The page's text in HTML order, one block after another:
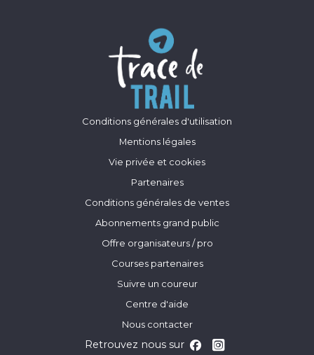
Conditions générales d'utilisation
Mentions légales
Vie privée et cookies
Partenaires
Conditions générales de ventes
Abonnements grand public
Offre organisateurs / pro
Courses partenaires
Suivre un coureur
Centre d'aide
Nous contacter
Retrouvez nous sur